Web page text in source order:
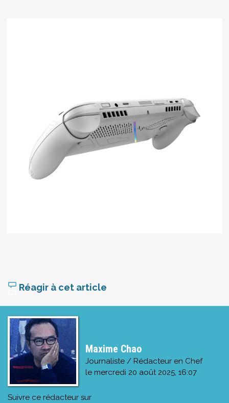
Réagir à cet article
Maxime Chao
Journaliste / Rédacteur en Chef
le mercredi 20 août 2025, 16:07
Suivre ce rédacteur sur